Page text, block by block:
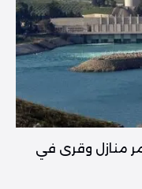
منازل وقرى في